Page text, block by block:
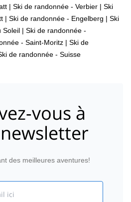
| Ski de randonnée - Verbier | Ski
| Ski de randonnée - Engelberg | Ski
Soleil | Ski de randonnée -
- Saint-Moritz | Ski de
de randonnée - Suisse
vous à
des meilleures aventures!